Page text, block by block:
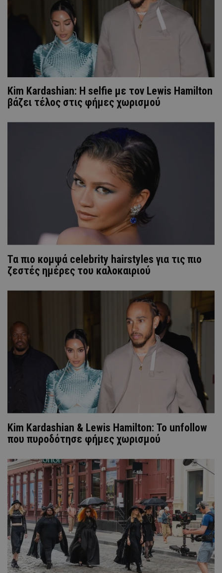
Kim Kardashian: Η selfie με τον Lewis Hamilton
βάζει τέλος στις φήμες χωρισμού
Τα πιο κομψά celebrity hairstyles για τις πιο
ζεστές ημέρες του καλοκαιριού
Kim Kardashian & Lewis Hamilton: Το unfollow
που πυροδότησε φήμες χωρισμού